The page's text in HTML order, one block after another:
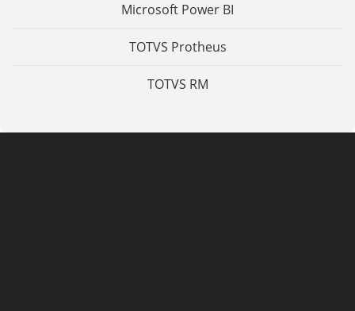
Microsoft Power BI
TOTVS Protheus
TOTVS RM